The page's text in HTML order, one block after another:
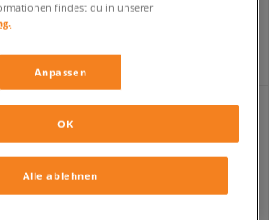
24,99 €
39,99 €
findest du in unserer
Anpassen
Alle ablehnen
OK